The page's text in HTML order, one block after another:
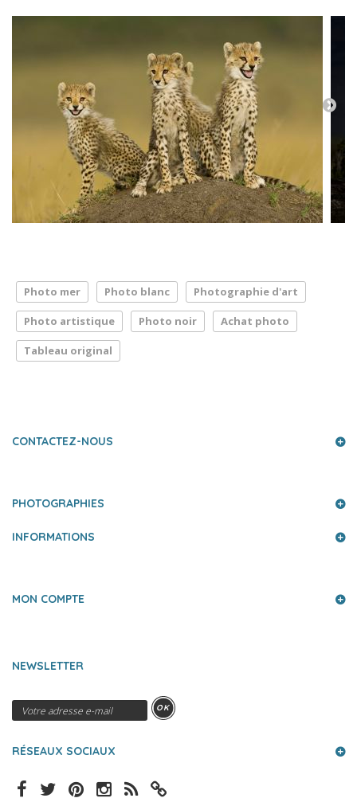
Photo mer Photo blanc Photographie d'art
Photo artistique Photo noir Achat photo
Tableau original
CONTACTEZ-NOUS
PHOTOGRAPHIES
INFORMATIONS
MON COMPTE
NEWSLETTER
OK
RÉSEAUX SOCIAUX